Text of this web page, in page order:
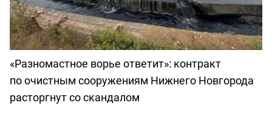
«Разномастное ворье ответит»: контракт
по очистным сооружениям Нижнего Новгорода
расторгнут со скандалом